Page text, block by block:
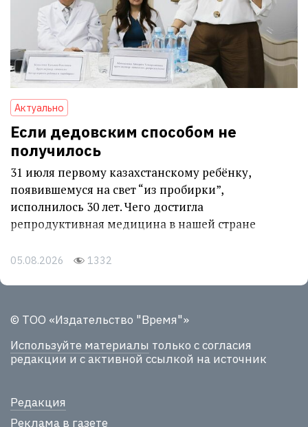
Актуально
Если дедовским способом не
получилось
31 июля первому казахстанскому ребёнку,
появившемуся на свет “из пробирки”,
исполнилось 30 лет. Чего достигла
репродуктивная медицина в нашей стране
05.08.2026 1332
© ТОО «Издательство "Время"»
Используйте материалы только с согласия
редакции и с активной ссылкой на источник
Редакция
Реклама в газете